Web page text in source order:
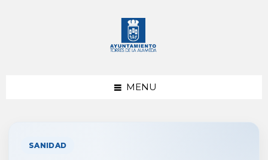
MENU
SANIDAD